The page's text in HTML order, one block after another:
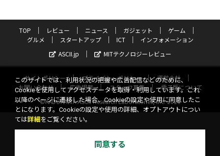
TOP レビュー ニュース ガジェット
ゲーム
グルメ
スタートアップ ICT
インフォメーション
ASCII.jp
MITテクノロジーレビュー
サイトポリシー プライバシーポリシー
運営会社
お問い合わせ
広告掲載 スタッフ募集
電子版について
©KADOKAWA ASCII Research Laboratories, Inc. 2026
このサイトでは、利用状況の把握や広告配信などのために、
Cookieを使用してアクセスデータを取得・利用しています。これ
以降のページに遷移した場合、Cookieの設定や使用に同意したこ
とになります。Cookieの設定や使用の詳細、オプトアウトについ
ては詳細 をご覧ください。
同意する